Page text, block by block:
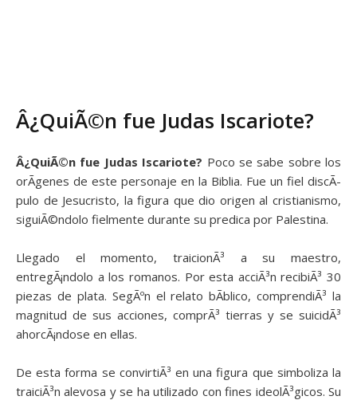
Â¿QuiÃ©n fue Judas Iscariote?
Â¿QuiÃ©n fue Judas Iscariote? Poco se sabe sobre los
orÃ­genes de este personaje en la Biblia. Fue un fiel discÃ­
pulo de Jesucristo, la figura que dio origen al cristianismo,
siguiÃ©ndolo fielmente durante su predica por Palestina.
Llegado el momento, traicionÃ³ a su maestro,
entregÃ¡ndolo a los romanos. Por esta acciÃ³n recibiÃ³ 30
piezas de plata. SegÃºn el relato bÃ­blico, comprendiÃ³ la
magnitud de sus acciones, comprÃ³ tierras y se suicidÃ³
ahorcÃ¡ndose en ellas.
De esta forma se convirtiÃ³ en una figura que simboliza la
traiciÃ³n alevosa y se ha utilizado con fines ideolÃ³gicos. Su